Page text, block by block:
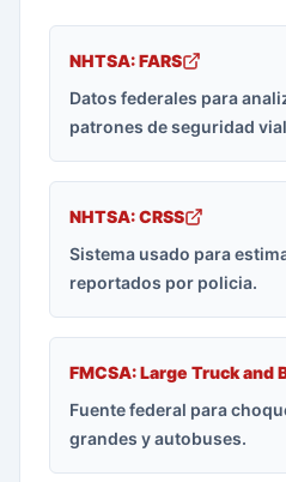
NHTSA: FARS
Datos federales para
patrones de seguridad
NHTSA: CRSS
Sistema usado para
reportados por policia.
FMCSA: Large Truck and
Fuente federal para
grandes y autobuses.